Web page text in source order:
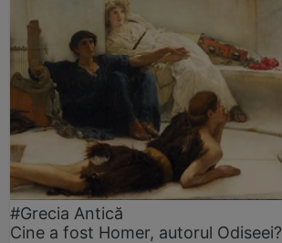
#Grecia Antică
Cine a fost Homer, autorul Odiseei?